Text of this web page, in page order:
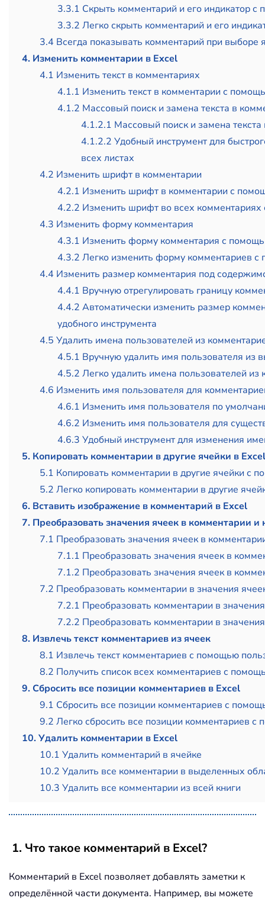
3.3.1 Скрыть комментарий и его индикатор
3.3.2 Легко скрыть комментарий и его
3.4 Всегда показывать комментарий при выборе
4. Изменить комментарии в Excel
4.1 Изменить текст в комментариях
4.1.1 Изменить текст в комментарии с
4.1.2 Массовый поиск и замена текста в
4.1.2.1 Массовый поиск и замена
4.1.2.2 Удобный инструмент для
всех листах
4.2 Изменить шрифт в комментарии
4.2.1 Изменить шрифт в комментарии с
4.2.2 Изменить шрифт во всех
4.3 Изменить форму комментария
4.3.1 Изменить форму комментария с
4.3.2 Легко изменить форму комментариев с
4.4 Изменить размер комментария под
4.4.1 Вручную отрегулировать границу
4.4.2 Автоматически изменить размер
удобного инструмента
4.5 Удалить имена пользователей из
4.5.1 Вручную удалить имя пользователя из
4.5.2 Легко удалить имена пользователей
4.6 Изменить имя пользователя для
4.6.1 Изменить имя пользователя по
4.6.2 Изменить имя пользователя для
4.6.3 Удобный инструмент для изменения
5. Копировать комментарии в другие ячейки в Excel
5.1 Копировать комментарии в другие ячейки с
5.2 Легко копировать комментарии в другие
6. Вставить изображение в комментарий в Excel
7. Преобразовать значения ячеек в комментарии и
7.1 Преобразовать значения ячеек в
7.1.1 Преобразовать значения ячеек в
7.1.2 Преобразовать значения ячеек в
7.2 Преобразовать комментарии в значения
7.2.1 Преобразовать комментарии в
7.2.2 Преобразовать комментарии в
8. Извлечь текст комментариев из ячеек
8.1 Извлечь текст комментариев с помощью
8.2 Получить список всех комментариев с
9. Сбросить все позиции комментариев в Excel
9.1 Сбросить все позиции комментариев с
9.2 Легко сбросить все позиции комментариев с
10. Удалить комментарии в Excel
10.1 Удалить комментарий в ячейке
10.2 Удалить все комментарии в выделенных
10.3 Удалить все комментарии из всей книги
1. Что такое комментарий в Excel?
Комментарий в Excel позволяет добавлять заметки к
определённой части документа. Например, вы можете